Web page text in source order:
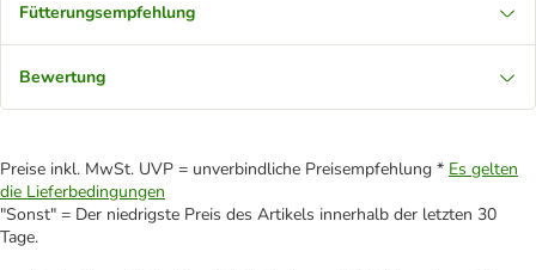
Fütterungsempfehlung
Bewertung
Preise inkl. MwSt. UVP = unverbindliche Preisempfehlung * Es gelten
die Lieferbedingungen
"Sonst" = Der niedrigste Preis des Artikels innerhalb der letzten 30
Tage.